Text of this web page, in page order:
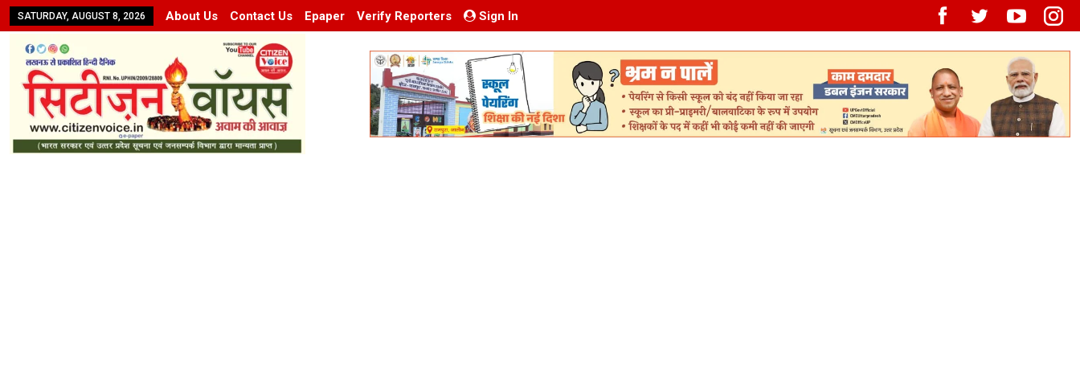
SATURDAY, AUGUST 8, 2026 About Us Contact Us Epaper Verify Reporters Sign In